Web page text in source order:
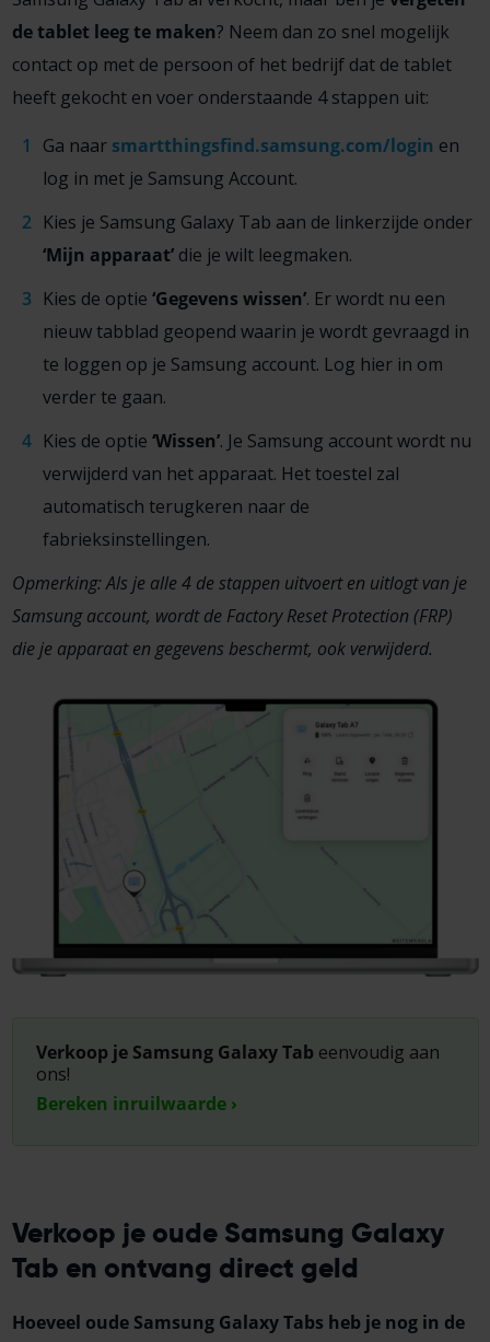
de tablet leeg te maken? Neem dan zo snel mogelijk
contact op met de persoon of het bedrijf dat de tablet
heeft gekocht en voer onderstaande 4 stappen uit:
Ga naar smartthingsfind.samsung.com/login en
log in met je Samsung Account.
Kies je Samsung Galaxy Tab aan de linkerzijde onder
‘Mijn apparaat’die je wilt leegmaken.
Kies de optie ‘Gegevens wissen’. Er wordt nu een
nieuw tabblad geopend waarin je wordt gevraagd in
te loggen op je Samsung account. Log hier in om
verder te gaan.
Kies de optie ‘Wissen’. Je Samsung account wordt nu
verwijderd van het apparaat. Het toestel zal
automatisch terugkeren naar de
fabrieksinstellingen.
Opmerking:Als je alle 4 de stappen uitvoert en uitlogt van je
Samsung account, wordt de Factory Reset Protection (FRP)
die je apparaat en gegevens beschermt, ook verwijderd.
Verkoop je Samsung Galaxy Tab eenvoudig aan
ons!
Bereken inruilwaarde ›
Verkoop je oude Samsung Galaxy
Tab en ontvang direct geld
Hoeveel oude Samsung Galaxy Tabs heb je nog in de